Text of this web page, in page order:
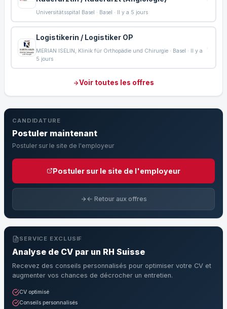
Universitätsspital Basel · Basel · Il y a 5 jours
Logistikerin / Logistiker OP
MERIAN ISELIN, Klinik für Orthopädie und Chirurgie · Basel · Il y a
5 jours
Voir toutes les offres
CANDIDATURE
Postuler maintenant
Postuler sur le site de l'employeur
Postuler sur le site de l'employeur
← Retour aux offres
SERVICE EXCLUSIF
Analyse de CV par un RH Suisse
Recevez des conseils personnalisés pour optimiser votre CV et
augmenter vos chances de décrocher un entretien.
CV optimisé
Conseils personnalisés